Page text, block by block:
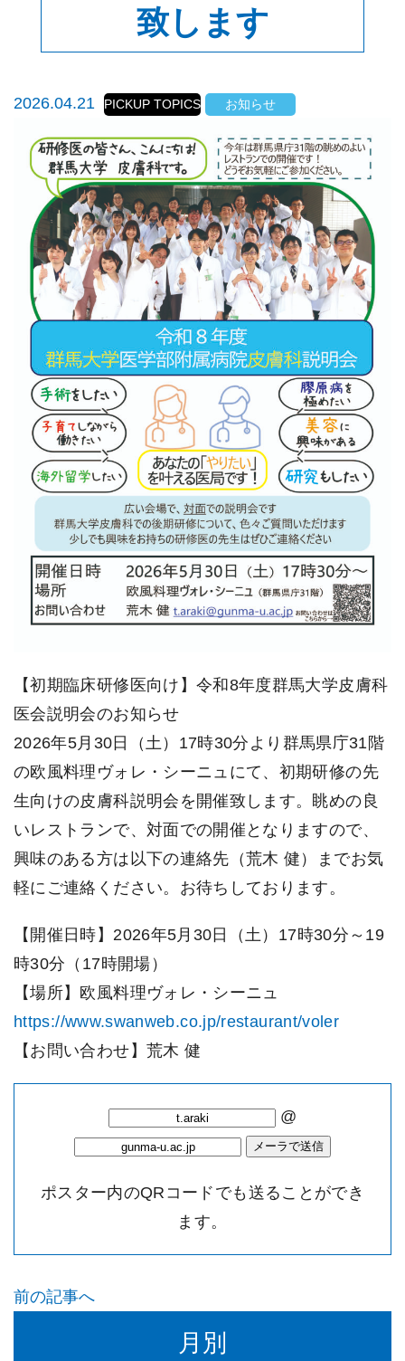
致します
2026.04.21 PICKUP TOPICS お知らせ
【初期臨床研修医向け】令和8年度群馬大学皮膚科
医会説明会のお知らせ
2026年5月30日（土）17時30分より群馬県庁31階
の欧風料理ヴォレ・シーニュにて、初期研修の先
生向けの皮膚科説明会を開催致します。眺めの良
いレストランで、対面での開催となりますので、
興味のある方は以下の連絡先（荒木 健）までお気
軽にご連絡ください。お待ちしております。
【開催日時】2026年5月30日（土）17時30分～19
時30分（17時開場）
【場所】欧風料理ヴォレ・シーニュ
https://www.swanweb.co.jp/restaurant/voler
【お問い合わせ】荒木 健
@
ポスター内のQRコードでも送ることができ
ます。
前の記事へ
月別